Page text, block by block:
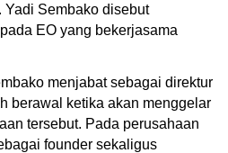
Yadi Sembako disebut
EO yang bekerjasama
menjabat sebagai direktur
berawal ketika akan menggelar
tersebut. Pada perusahaan
founder sekaligus